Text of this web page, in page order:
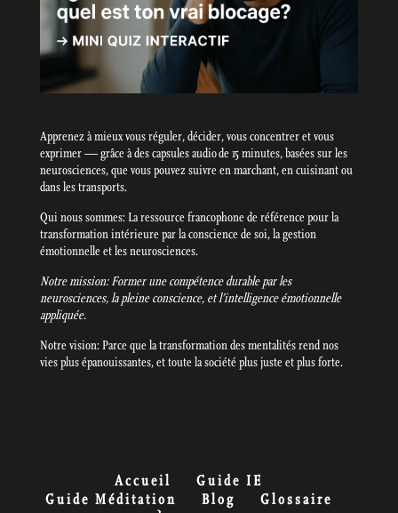
Apprenez à mieux vous réguler, décider, vous concentrer et vous
exprimer — grâce à des capsules audio de 15 minutes, basées sur les
neurosciences, que vous pouvez suivre en marchant, en cuisinant ou
dans les transports.
Qui nous sommes: La ressource francophone de référence pour la
transformation intérieure par la conscience de soi, la gestion
émotionnelle et les neurosciences.
Notre mission: Former une compétence durable par les
neurosciences, la pleine conscience, et l’intelligence émotionnelle
appliquée.
Notre vision: Parce que la transformation des mentalités rend nos
vies plus épanouissantes, et toute la société plus juste et plus forte.
Accueil
Guide IE
Guide Méditation
Blog
Glossaire